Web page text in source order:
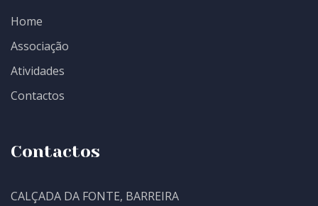
Home
Associação
Atividades
Contactos
Contactos
CALÇADA DA FONTE, BARREIRA